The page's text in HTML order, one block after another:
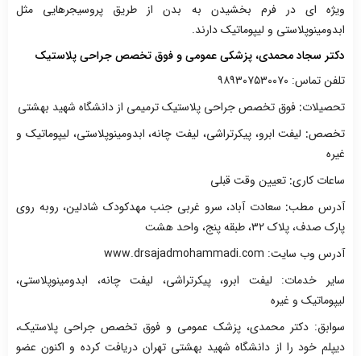
ویژه ای در فرم بخشیدن به بدن از طریق پروسیجرهایی مثل
ابدومینوپلاستی و لیپوماتیک دارند.
دکتر سجاد محمدی، پزشکی عمومی و فوق تخصص جراحی پلاستیک
تلفن تماس: ۹۸۹۳۰۷۵۳۰۰۷۰
تحصیلات: فوق تخصص جراحی پلاستیک ترمیمی از دانشگاه شهید بهشتی
تخصص: لیفت ابرو، پیکرتراشی، لیفت چانه، ابدومینوپلاستی، لیپوماتیک و
غیره
ساعات کاری: تعیین وقت قبلی
آدرس مطب: سعادت آباد، سرو غربی جنب مهدکودک شادلین، روبه روی
پارک صدف، پلاک ۳۲، طبقه پنج، واحد هشت
آدرس وب سایت: www.drsajadmohammadi.com
سایر خدمات: لیفت ابرو، پیکرتراشی، لیفت چانه، ابدومینوپلاستی،
لیپوماتیک و غیره
سوابق: دکتر محمدی، پزشک عمومی و فوق تخصص جراحی پلاستیک،
دیپلم خود را از دانشگاه شهید بهشتی تهران دریافت کرده و اکنون عضو